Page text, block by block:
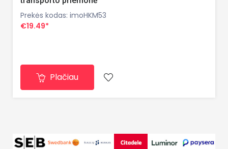
Prekės kodas: imoHKM53
€19.49*
Plačiau